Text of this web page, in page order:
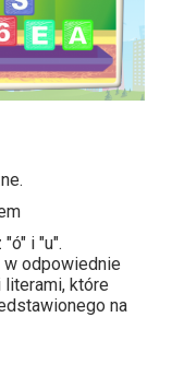
i "u".
odpowiednie
które
na